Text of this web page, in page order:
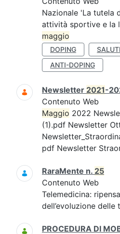
Nazionale 'La tutela
attività sportive e la
maggio
DOPING
ANTI-DOPING
Newsletter 2021-
Contenuto Web
Maggio 2022
(1).pdf Newsletter
pdf Newsletter
RaraMente n. 25
Contenuto Web
Telemedicina:
dell’evoluzione
PROCEDURA DI